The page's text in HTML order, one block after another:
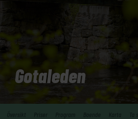
Gotaleden